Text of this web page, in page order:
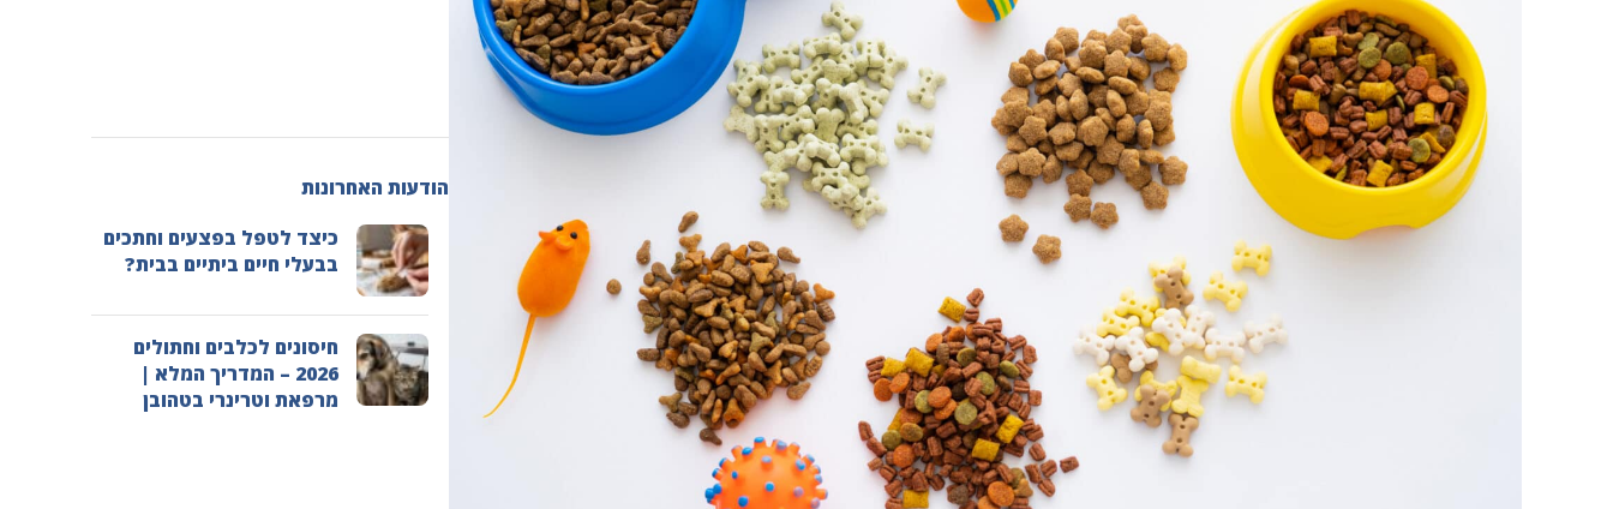
הודעות האחרונות
כיצד לטפל בפצעים וחתכים
בבעלי חיים ביתיים בבית?
חיסונים לכלבים וחתולים
2026 – המדריך המלא |
מרפאת וטרינרי בטהובן